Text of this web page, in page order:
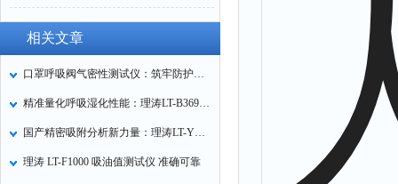
相关文章
口罩呼吸阀气密性测试仪：筑牢防护口罩的质量关卡
精准量化呼吸湿化性能：理涛LT-B369湿化器数据采集装置技术解析
国产精密吸附分析新力量：理涛LT-Y019A全自动高压吸附仪的性能与应用解析
理涛 LT-F1000 吸油值测试仪 准确可靠